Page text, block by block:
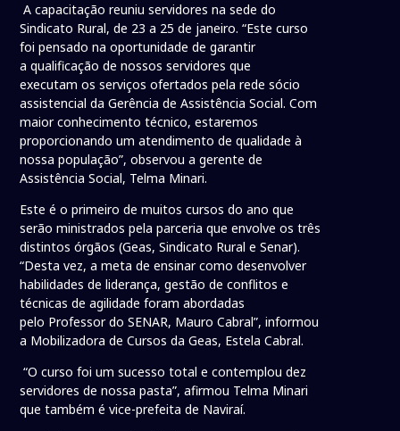
A capacitação reuniu servidores na sede do
Sindicato Rural, de 23 a 25 de janeiro. “Este curso
foi pensado na oportunidade de garantir
a qualificação de nossos servidores que
executam os serviços ofertados pela rede sócio
assistencial da Gerência de Assistência Social. Com
maior conhecimento técnico, estaremos
proporcionando um atendimento de qualidade à
nossa população”, observou a gerente de
Assistência Social, Telma Minari.
Este é o primeiro de muitos cursos do ano que
serão ministrados pela parceria que envolve os três
distintos órgãos (Geas, Sindicato Rural e Senar).
“Desta vez, a meta de ensinar como desenvolver
habilidades de liderança, gestão de conflitos e
técnicas de agilidade foram abordadas
pelo Professor do SENAR, Mauro Cabral”, informou
a Mobilizadora de Cursos da Geas, Estela Cabral.
“O curso foi um sucesso total e contemplou dez
servidores de nossa pasta”, afirmou Telma Minari
que também é vice-prefeita de Naviraí.